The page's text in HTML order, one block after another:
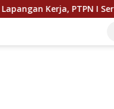
15–20 Ribu Pekerja di